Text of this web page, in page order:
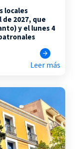
locales
2027, que
y el lunes 4
Leer más